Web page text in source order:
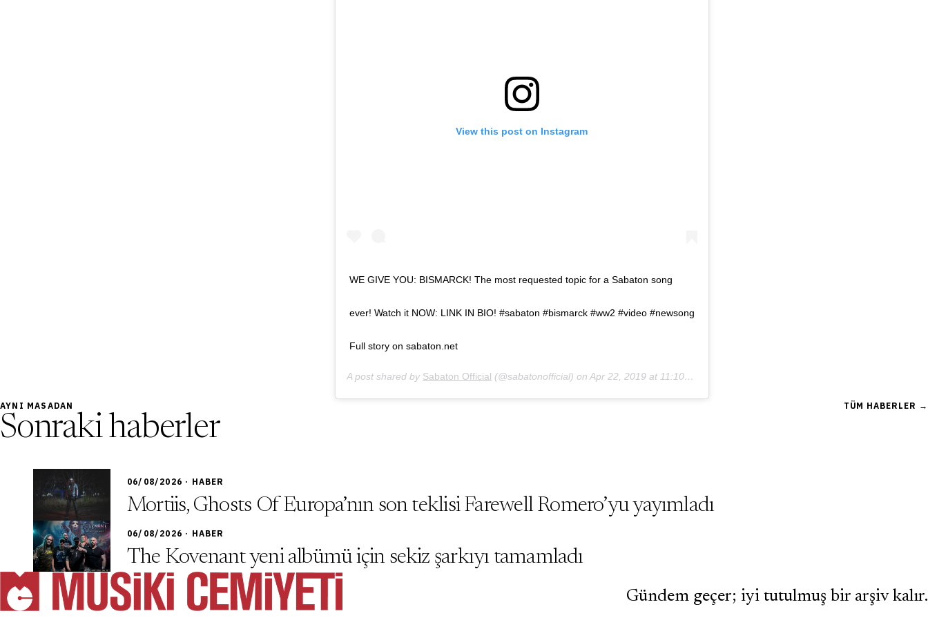
View this post on Instagram
WE GIVE YOU: BISMARCK! The most requested topic for a Sabaton song
ever! Watch it NOW: LINK IN BIO! #sabaton #bismarck #ww2 #video #newsong
Full story on sabaton.net
A post shared by Sabaton Official (@sabatonofficial) on Apr 22, 2019 at 11:10am PDT
AYNI MASADAN
Sonraki haberler
TÜM HABERLER →
06/08/2026 · HABER
Mortiis, Ghosts Of Europa’nın son teklisi Farewell Romero’yu yayımladı
06/08/2026 · HABER
The Kovenant yeni albümü için sekiz şarkıyı tamamladı
Gündem geçer; iyi tutulmuş bir arşiv kalır.